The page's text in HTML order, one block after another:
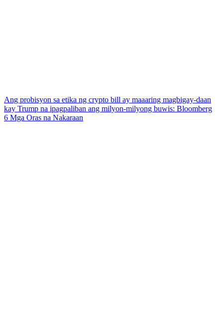
Ang probisyon sa etika ng crypto bill ay maaaring magbigay-daan
kay Trump na ipagpaliban ang milyon-milyong buwis: Bloomberg
6 Mga Oras na Nakaraan